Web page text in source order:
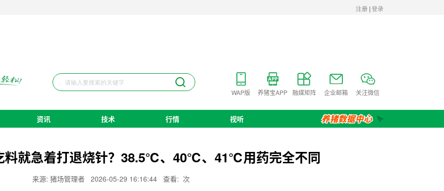
WAP版 养猪宝APP 融媒矩阵 企业邮箱 关注微信
资讯 技术 行情 视听
料就急着打退烧针？38.5℃、40℃、41℃用药完全不同
来源: 猪场管理者 2026-05-29 16:16:44 查看: 次